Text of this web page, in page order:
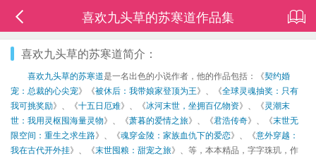
喜欢九头草的苏寒道作品集
喜欢九头草的苏寒道简介：
喜欢九头草的苏寒道是一名出色的小说作者，他的作品包括：《契约婚
宠：总裁的心尖宠》《被休后：我带娘家登顶为王》、《全球灵魂抽奖：只有
我可挑奖励》、《十五日厄难》、《冰河末世，坐拥百亿物资》、《灵潮末
世：我用灵枢囤海量灵物》、《萧暮的爱情之旅》、《君浩传奇》、《末世无
限空间：重生之求生路》、《魂穿金陵：家族血仇下的爱恋》、《意外穿越：
我在古代开外挂》、《末世囤粮：甜宠之旅》、等，本本精品，字字珠玑，作